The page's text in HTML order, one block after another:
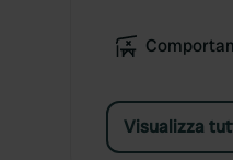
Visualizza